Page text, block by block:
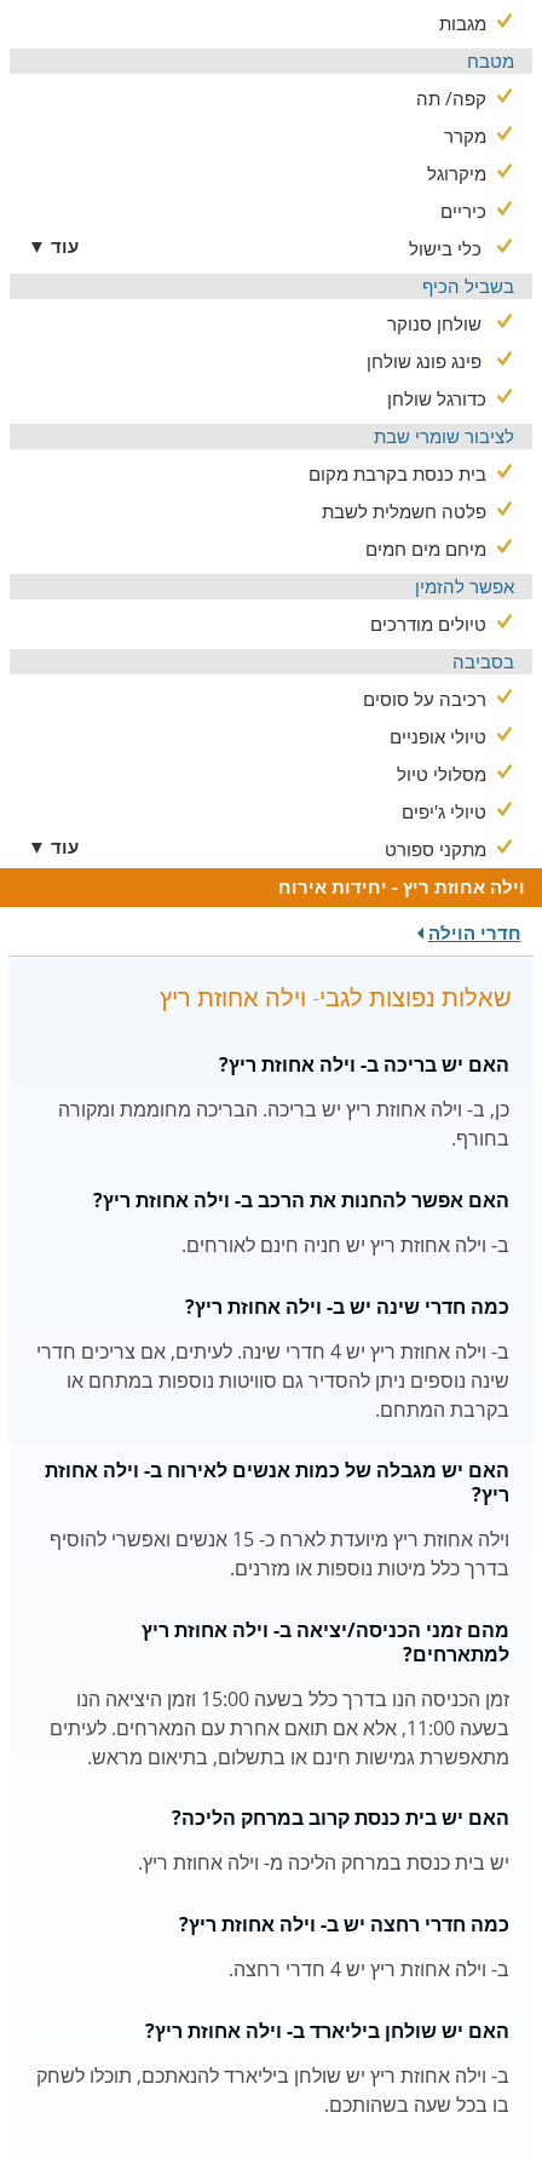
שומרי המסורת שיגיעו לוילה יהנו מפרטיות מוחלטת, בנוסף לפלטה
חשמלית ומייחם מים חמים הניצבים במטבח ובית כנסת השוכן
בקרבת הוילה.
מגבות
מטבח
קפה/ תה
מקרר
מיקרוגל
כיריים
כלי בישול
עוד ▼
בשביל הכיף
שולחן סנוקר
פינג פונג שולחן
כדורגל שולחן
לציבור שומרי שבת
בית כנסת בקרבת מקום
פלטה חשמלית לשבת
מיחם מים חמים
אפשר להזמין
טיולים מודרכים
בסביבה
רכיבה על סוסים
טיולי אופניים
מסלולי טיול
טיולי ג'יפים
מתקני ספורט
עוד ▼
וילה אחוזת ריץ - יחידות אירוח
חדרי הוילה
שאלות נפוצות לגבי- וילה אחוזת ריץ
האם יש בריכה ב- וילה אחוזת ריץ?
כן, ב- וילה אחוזת ריץ יש בריכה. הבריכה מחוממת ומקורה
בחורף.
האם אפשר להחנות את הרכב ב- וילה אחוזת ריץ?
ב- וילה אחוזת ריץ יש חניה חינם לאורחים.
כמה חדרי שינה יש ב- וילה אחוזת ריץ?
ב- וילה אחוזת ריץ יש 4 חדרי שינה. לעיתים, אם צריכים חדרי
שינה נוספים ניתן להסדיר גם סוויטות נוספות במתחם או
בקרבת המתחם.
האם יש מגבלה של כמות אנשים לאירוח ב- וילה אחוזת
ריץ?
וילה אחוזת ריץ מיועדת לארח כ- 15 אנשים ואפשרי להוסיף
בדרך כלל מיטות נוספות או מזרנים.
מהם זמני הכניסה/יציאה ב- וילה אחוזת ריץ
למתארחים?
זמן הכניסה הנו בדרך כלל בשעה 15:00 וזמן היציאה הנו
בשעה 11:00, אלא אם תואם אחרת עם המארחים. לעיתים
מתאפשרת גמישות חינם או בתשלום, בתיאום מראש.
האם יש בית כנסת קרוב במרחק הליכה?
יש בית כנסת במרחק הליכה מ- וילה אחוזת ריץ.
כמה חדרי רחצה יש ב- וילה אחוזת ריץ?
ב- וילה אחוזת ריץ יש 4 חדרי רחצה.
האם יש שולחן ביליארד ב- וילה אחוזת ריץ?
ב- וילה אחוזת ריץ יש שולחן ביליארד להנאתכם, תוכלו לשחק
בו בכל שעה בשהותכם.